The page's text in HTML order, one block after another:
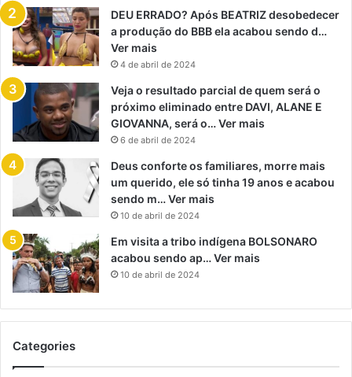
DEU ERRADO? Após BEATRIZ desobedecer
a produção do BBB ela acabou sendo d…
Ver mais
4 de abril de 2024
Veja o resultado parcial de quem será o
próximo eliminado entre DAVI, ALANE E
GIOVANNA, será o… Ver mais
6 de abril de 2024
Deus conforte os familiares, morre mais
um querido, ele só tinha 19 anos e acabou
sendo m… Ver mais
10 de abril de 2024
Em visita a tribo indígena BOLSONARO
acabou sendo ap… Ver mais
10 de abril de 2024
Categories